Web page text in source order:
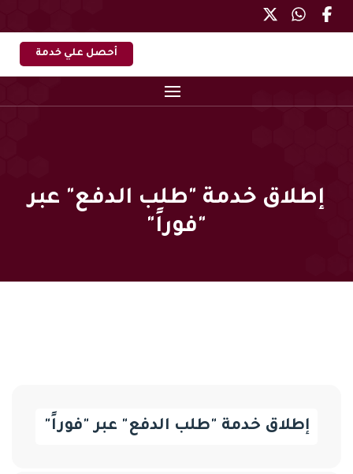
أحصل علي خدمة
إطلاق خدمة "طلب الدفع" عبر
"فوراً"
إطلاق خدمة "طلب الدفع" عبر "فوراً"